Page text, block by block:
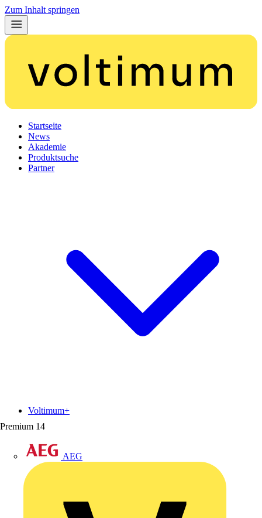
Zum Inhalt springen
Startseite
News
Akademie
Produktsuche
Partner
Premium 14
AEG
Voltimum+